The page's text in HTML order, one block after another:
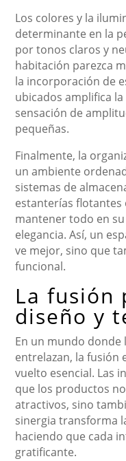
Los colores y la
determinante en la
por tonos claros y
habitación parezca
la incorporación de
ubicados amplifica
sensación de
pequeñas.
Finalmente, la
un ambiente
sistemas de
estanterías flotantes
mantener todo en
elegancia. Así, un
ve mejor, sino que
funcional.
La fusión
diseño y
En un mundo donde
entrelazan, la fusión
vuelto esencial. Las
que los productos
atractivos, sino
sinergia transforma
haciendo que cada
gratificante.